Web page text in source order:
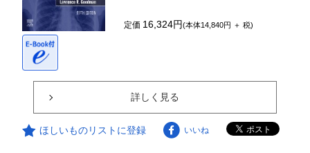
定価 16,324円(本体14,840円 ＋ 税)
詳しく見る
ほしいものリストに登録 いいね